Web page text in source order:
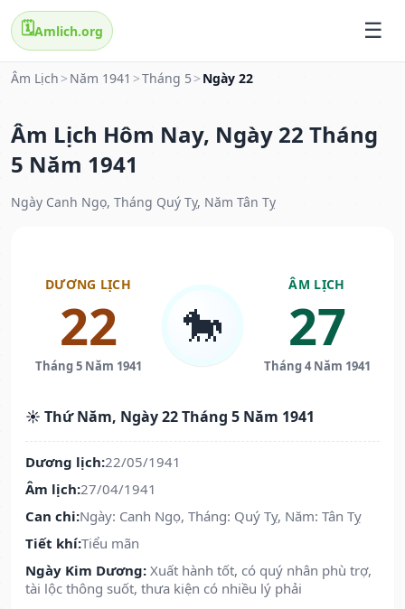
🗓️Amlich.org
Âm Lịch > Năm 1941 >Tháng 5 > Ngày 22
Âm Lịch Hôm Nay, Ngày 22 Tháng
5 Năm 1941
Ngày Canh Ngọ, Tháng Quý Tỵ, Năm Tân Tỵ
DƯƠNG LỊCH
22
Tháng 5 Năm 1941
🐎
ÂM LỊCH
27
Tháng 4 Năm 1941
☀️ Thứ Năm, Ngày 22 Tháng 5 Năm 1941
Dương lịch:22/05/1941
Âm lịch:27/04/1941
Can chi:Ngày: Canh Ngọ, Tháng: Quý Tỵ, Năm: Tân Tỵ
Tiết khí:Tiểu mãn
Ngày Kim Dương: Xuất hành tốt, có quý nhân phù trợ,
tài lộc thông suốt, thưa kiện có nhiều lý phải